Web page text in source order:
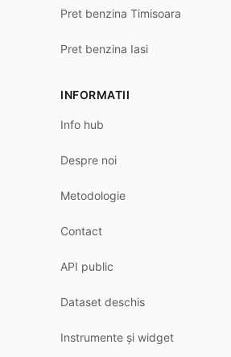
Pret benzina Timisoara
Pret benzina Iasi
INFORMATII
Info hub
Despre noi
Metodologie
Contact
API public
Dataset deschis
Instrumente și widget